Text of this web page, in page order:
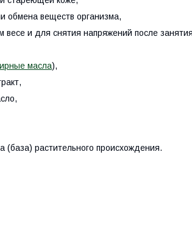
веществ организма,
и для снятия напряжений после
масла),
растительного происхождения.